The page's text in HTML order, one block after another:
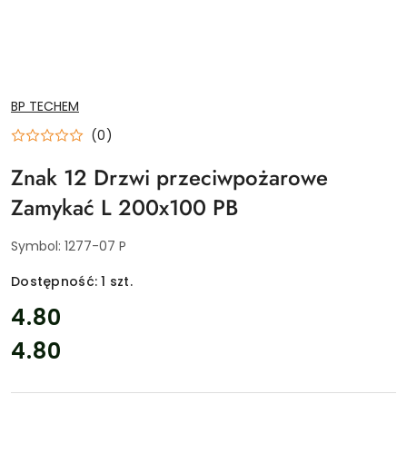
NAZWA
PRODUCENTA:
BP TECHEM
(0)
Znak 12 Drzwi przeciwpożarowe
Zamykać L 200x100 PB
Symbol: 1277-07 P
Dostępność:1 szt.
cena:
4.80
Cena:
4.80